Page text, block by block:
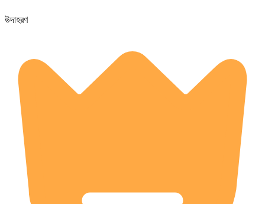
উদাহরণ